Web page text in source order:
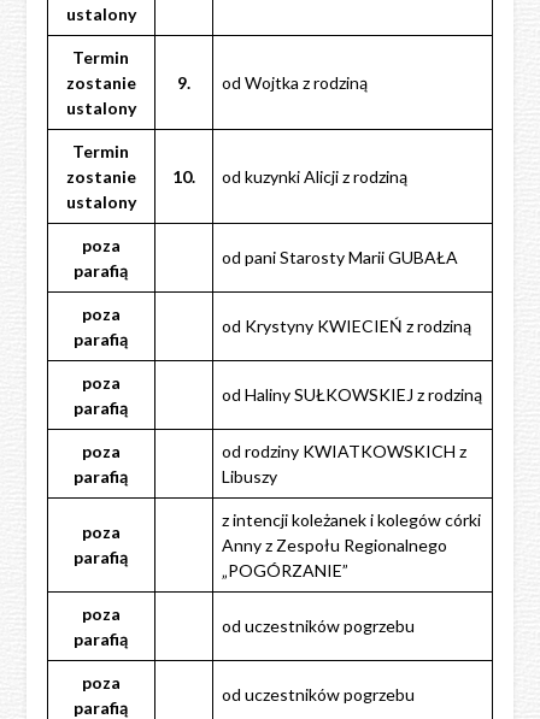
ustalony
Termin
zostanie
ustalony
9. od Wojtka z rodziną
Termin
zostanie
ustalony
10. od kuzynki Alicji z rodziną
poza
parafią
od pani Starosty Marii GUBAŁA
poza
parafią
od Krystyny KWIECIEŃ z rodziną
poza
parafią
od Haliny SUŁKOWSKIEJ z rodziną
poza
parafią
od rodziny KWIATKOWSKICH z
Libuszy
poza
parafią
z intencji koleżanek i kolegów córki
Anny z Zespołu Regionalnego
„POGÓRZANIE”
poza
parafią
od uczestników pogrzebu
poza
parafią
od uczestników pogrzebu